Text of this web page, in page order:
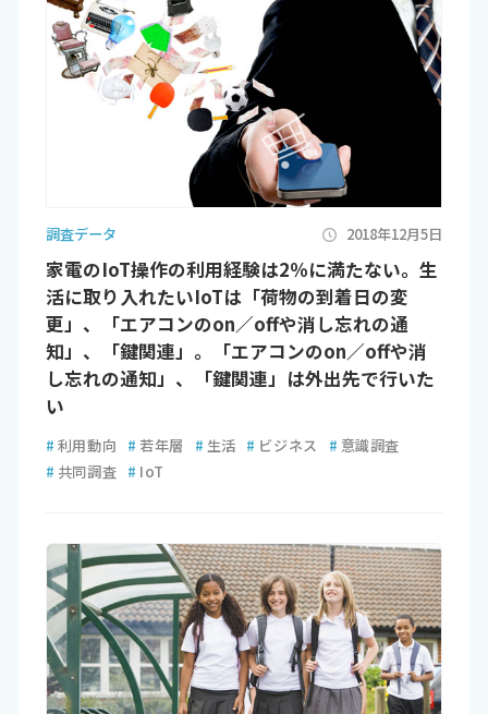
調査データ 2018年12月5日
家電のIoT操作の利用経験は2％に満たない。生
活に取り入れたいIoTは「荷物の到着日の変
更」、「エアコンのon／offや消し忘れの通
知」、「鍵関連」。「エアコンのon／offや消
し忘れの通知」、「鍵関連」は外出先で行いた
い
# 利用動向 # 若年層 # 生活 # ビジネス # 意識調査
# 共同調査 # IoT